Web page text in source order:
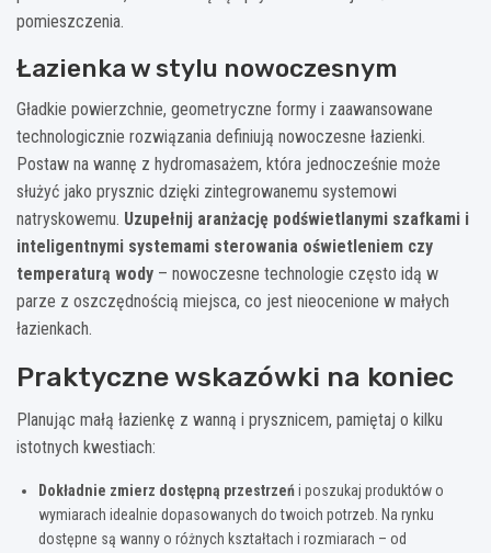
pomieszczenia.
Łazienka w stylu nowoczesnym
Gładkie powierzchnie, geometryczne formy i zaawansowane
technologicznie rozwiązania definiują nowoczesne łazienki.
Postaw na wannę z hydromasażem, która jednocześnie może
służyć jako prysznic dzięki zintegrowanemu systemowi
natryskowemu. Uzupełnij aranżację podświetlanymi szafkami i
inteligentnymi systemami sterowania oświetleniem czy
temperaturą wody – nowoczesne technologie często idą w
parze z oszczędnością miejsca, co jest nieocenione w małych
łazienkach.
Praktyczne wskazówki na koniec
Planując małą łazienkę z wanną i prysznicem, pamiętaj o kilku
istotnych kwestiach:
Dokładnie zmierz dostępną przestrzeńi poszukaj produktów o
wymiarach idealnie dopasowanych do twoich potrzeb. Na rynku
dostępne są wanny o różnych kształtach i rozmiarach – od